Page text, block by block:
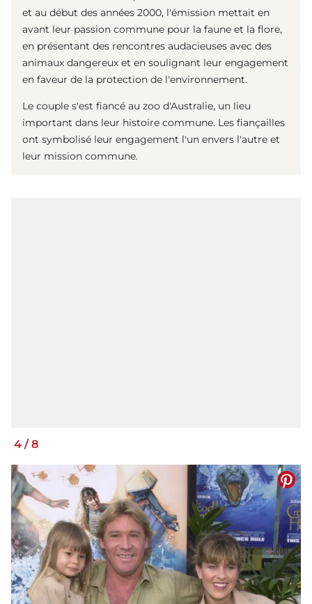
et au début des années 2000, l'émission mettait en
avant leur passion commune pour la faune et la flore,
en présentant des rencontres audacieuses avec des
animaux dangereux et en soulignant leur engagement
en faveur de la protection de l'environnement.
Le couple s'est fiancé au zoo d'Australie, un lieu
important dans leur histoire commune. Les fiançailles
ont symbolisé leur engagement l'un envers l'autre et
leur mission commune.
4 /8